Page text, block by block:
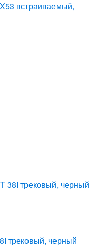
встраиваемый,
трековый, черный